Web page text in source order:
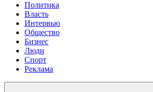
Политика
Власть
Интервью
Общество
Бизнес
Люди
Спорт
Реклама